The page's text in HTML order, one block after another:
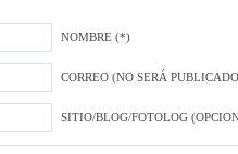
NOMBRE (*)
CORREO (NO SERÁ
SITIO/BLOG/FOTOLOG